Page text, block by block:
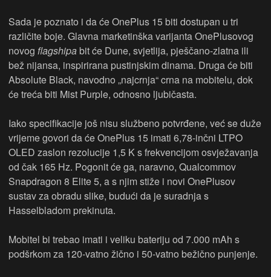
Sada je poznato i da će OnePlus 15 biti dostupan u tri
različite boje. Glavna marketinška varijanta OnePlusovog
novog flagshipa bit će Dune, svjetlija, pješčano-zlatna ili
bež nijansa, inspirirana pustinjskim dinama. Druga će biti
Absolute Black, navodno „najcrnja“ crna na mobitelu, dok
će treća biti Mist Purple, odnosno ljubičasta.
Iako specifikacije još nisu službeno potvrđene, već se duže
vrijeme govori da će OnePlus 15 imati 6,78-inčni LTPO
OLED zaslon rezolucije 1,5 K s frekvencijom osvježavanja
od čak 165 Hz. Pogonit će ga, naravno, Qualcommov
Snapdragon 8 Elite 5, a s njim stiže i novi OnePlusov
sustav za obradu slike, budući da je suradnja s
Hasselbladom prekinuta.
Mobitel bi trebao imati i veliku bateriju od 7.000 mAh s
podšrkom za 120-vatno žično i 50-vatno bežično punjenje.